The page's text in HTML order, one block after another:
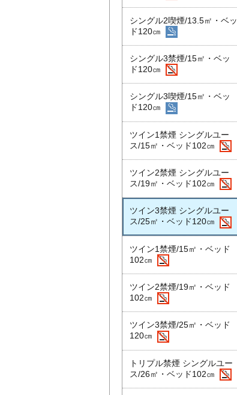
シングル2喫煙/13.5㎡・ベッ
ド120㎝
シングル3禁煙/15㎡・ベッ
ド120㎝
シングル3喫煙/15㎡・ベッ
ド120㎝
ツイン1禁煙 シングルユー
ス/15㎡・ベッド102㎝
ツイン2禁煙 シングルユー
ス/19㎡・ベッド102㎝
ツイン3禁煙 シングルユー
ス/25㎡・ベッド120㎝
ツイン1禁煙/15㎡・ベッド
102㎝
ツイン2禁煙/19㎡・ベッド
102㎝
ツイン3禁煙/25㎡・ベッド
120㎝
トリプル禁煙 シングルユー
ス/26㎡・ベッド102㎝